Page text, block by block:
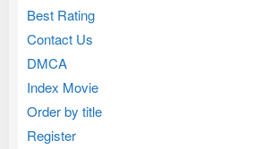
Best Rating
Contact Us
DMCA
Index Movie
Order by title
Register